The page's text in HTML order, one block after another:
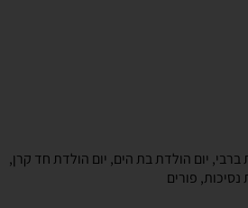
ברבי, יום הולדת בת הים, יום הולדת חד קרן,
נסיכות, פורים